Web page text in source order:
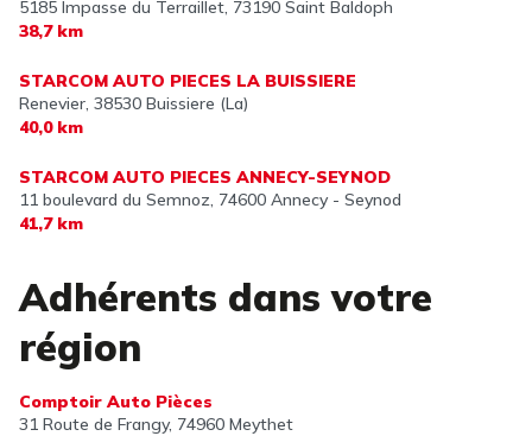
5185 Impasse du Terraillet, 73190 Saint Baldoph
38,7 km
STARCOM AUTO PIECES LA BUISSIERE
Renevier, 38530 Buissiere (La)
40,0 km
STARCOM AUTO PIECES ANNECY-SEYNOD
11 boulevard du Semnoz, 74600 Annecy - Seynod
41,7 km
Adhérents dans votre
région
Comptoir Auto Pièces
31 Route de Frangy, 74960 Meythet